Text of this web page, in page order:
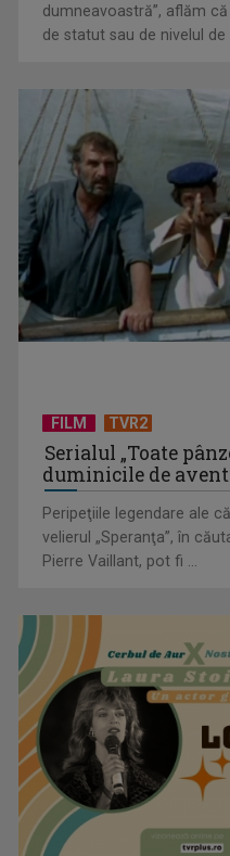
ACASĂ
TVR lansează un apel
la TVR 1
dumneavoastră”, aflăm
de statut sau de nivelul de
FILM TVR2
Serialul „Toate
duminicile de
Peripeţiile legendare ale
velierul „Speranţa”, în
Pierre Vaillant, pot fi ...